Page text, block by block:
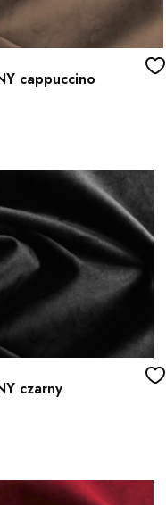
cappuccino
czarny